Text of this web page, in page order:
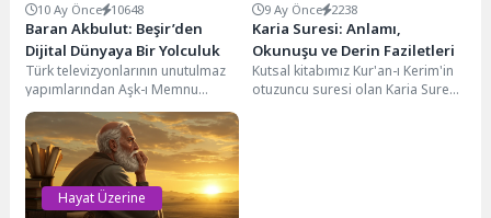
10 Ay Önce 10648
Baran Akbulut: Beşir’den
Dijital Dünyaya Bir Yolculuk
Türk televizyonlarının unutulmaz
yapımlarından Aşk-ı Memnu
dizisinin 'Beşir' karakteriyle
hafızalara kazınan Baran Akbulut,
son dönemde...
9 Ay Önce 2238
Karia Suresi: Anlamı,
Okunuşu ve Derin Faziletleri
Kutsal kitabımız Kur'an-ı Kerim'in
otuzuncu suresi olan Karia Suresi,
Hayat Üzerine